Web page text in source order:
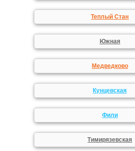
Теплый Стан
Южная
Медведково
Кунцевская
Фили
Тимирязевская